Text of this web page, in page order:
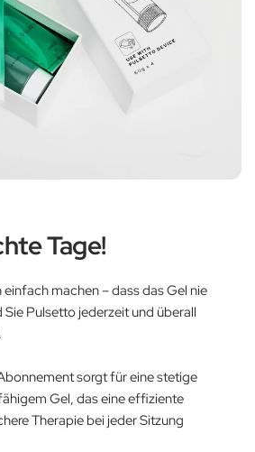
Tage!
einfach machen – dass das Gel nie
Pulsetto jederzeit und überall
sorgt für eine stetige
Gel, das eine effiziente
Therapie bei jeder Sitzung